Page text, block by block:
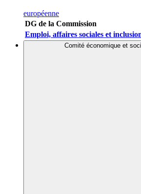
européenne
DG de la Commission
Emploi, affaires sociales et
Comité économique et